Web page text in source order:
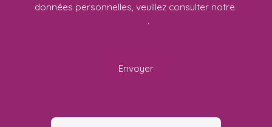
données personnelles, veuillez consulter notre
.
Envoyer